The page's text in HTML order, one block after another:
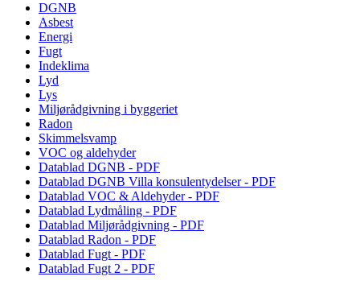
DGNB
Asbest
Energi
Fugt
Indeklima
Lyd
Lys
Miljørådgivning i byggeriet
Radon
Skimmelsvamp
VOC og aldehyder
Datablad DGNB - PDF
Datablad DGNB Villa konsulentydelser - PDF
Datablad VOC & Aldehyder - PDF
Datablad Lydmåling - PDF
Datablad Miljørådgivning - PDF
Datablad Radon - PDF
Datablad Fugt - PDF
Datablad Fugt 2 - PDF